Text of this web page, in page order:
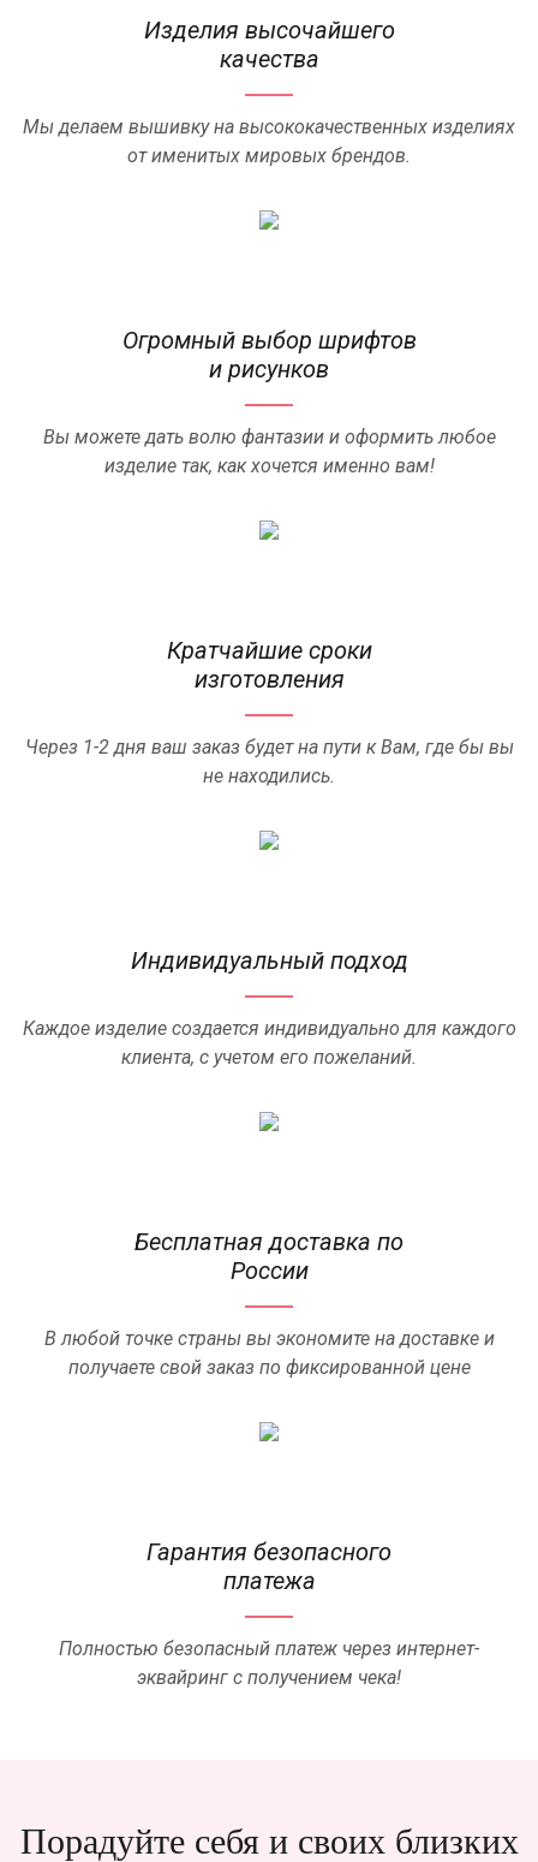
Изделия высочайшего
качества
Мы делаем вышивку на высококачественных изделиях
от именитых мировых брендов.
Огромный выбор шрифтов
и рисунков
Вы можете дать волю фантазии и оформить любое
изделие так, как хочется именно вам!
Кратчайшие сроки
изготовления
Через 1-2 дня ваш заказ будет на пути к Вам, где бы вы
не находились.
Индивидуальный подход
Каждое изделие создается индивидуально для каждого
клиента, с учетом его пожеланий.
Бесплатная доставка по
России
В любой точке страны вы экономите на доставке и
получаете свой заказ по фиксированной цене
Гарантия безопасного
платежа
Полностью безопасный платеж через интернет-
эквайринг с получением чека!
Порадуйте себя и своих близких